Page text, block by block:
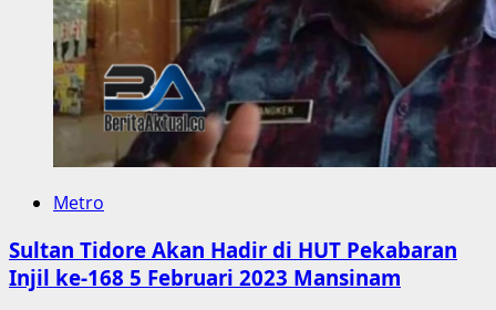
Sore
Metro
Sultan Tidore Akan Hadir di HUT Pekabaran
Injil ke-168 5 Februari 2023 Mansinam